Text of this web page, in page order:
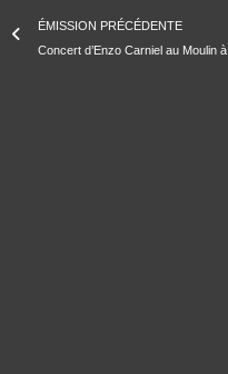
ÉMISSION PRÉCÉDENTE